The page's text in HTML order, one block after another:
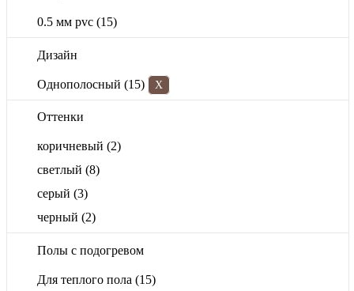
0.5 мм pvc (15)
Дизайн
Однополосный (15) X
Оттенки
коричневый (2)
светлый (8)
серый (3)
черный (2)
Полы с подогревом
Для теплого пола (15)